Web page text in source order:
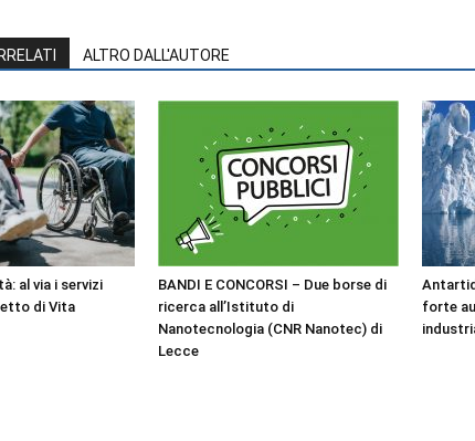
ALTRO DALL'AUTORE
al via i servizi
di Vita
BANDI E CONCORSI – Due borse di
ricerca all’Istituto di
Nanotecnologia (CNR Nanotec) di
Lecce
forte